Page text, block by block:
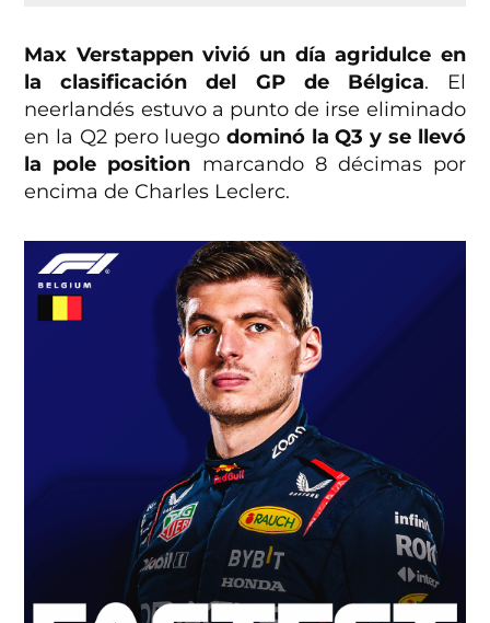
Max Verstappen vivió un día agridulce en
la clasificación del GP de Bélgica. El
neerlandés estuvo a punto de irse eliminado
en la Q2 pero luego dominó la Q3 y se llevó
la pole position marcando 8 décimas por
encima de Charles Leclerc.